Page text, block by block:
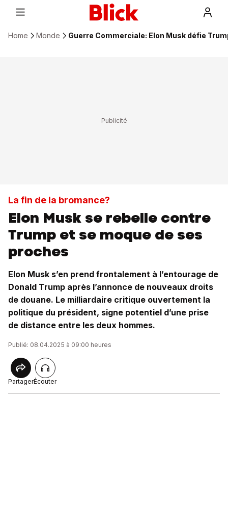
Home Monde Guerre Commerciale: Elon Musk défie
La fin de la bromance?
Elon Musk se rebelle contre
Trump et se moque de ses
proches
Elon Musk s’en prend frontalement à l’entourage de
Donald Trump après l’annonce de nouveaux droits
de douane. Le milliardaire critique ouvertement la
politique du président, signe potentiel d’une prise
de distance entre les deux hommes.
Publié: 08.04.2025 à 09:00 heures
PartagerÉcouter